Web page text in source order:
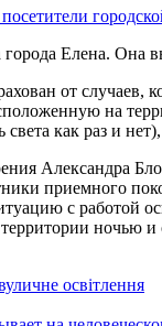
Елена. Она
от
на
света как раз и
Александра
приемного
с работой
ночью и
освітлення